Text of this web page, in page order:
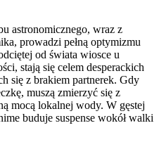
astronomicznego, wraz z
prowadzi pełną optymizmu
od świata wiosce u
stają się celem desperackich
się z brakiem partnerek. Gdy
muszą zmierzyć się z
mocą lokalnej wody. W gęstej
buduje suspense wokół walki